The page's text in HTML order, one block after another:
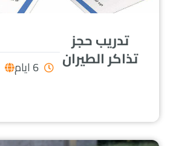
تدريب حجز
تذاكر الطيران 6 ايام